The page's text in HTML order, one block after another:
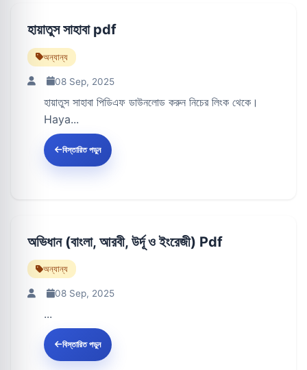
হায়াতুস সাহাবা pdf
অন্যান্য
08 Sep, 2025
হায়াতুস সাহাবা পিডিএফ ডাউনলোড করুন নিচের লিংক থেকে।
Haya...
বিস্তারিত পড়ুন
অভিধান (বাংলা, আরবী, উর্দূ ও ইংরেজী) Pdf
অন্যান্য
08 Sep, 2025
...
বিস্তারিত পড়ুন